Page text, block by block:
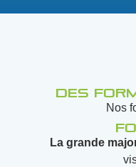
Des
Nos
La grande